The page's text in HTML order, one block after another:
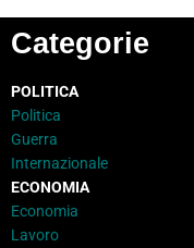
Categorie
POLITICA
Politica
Guerra
Internazionale
ECONOMIA
Economia
Lavoro